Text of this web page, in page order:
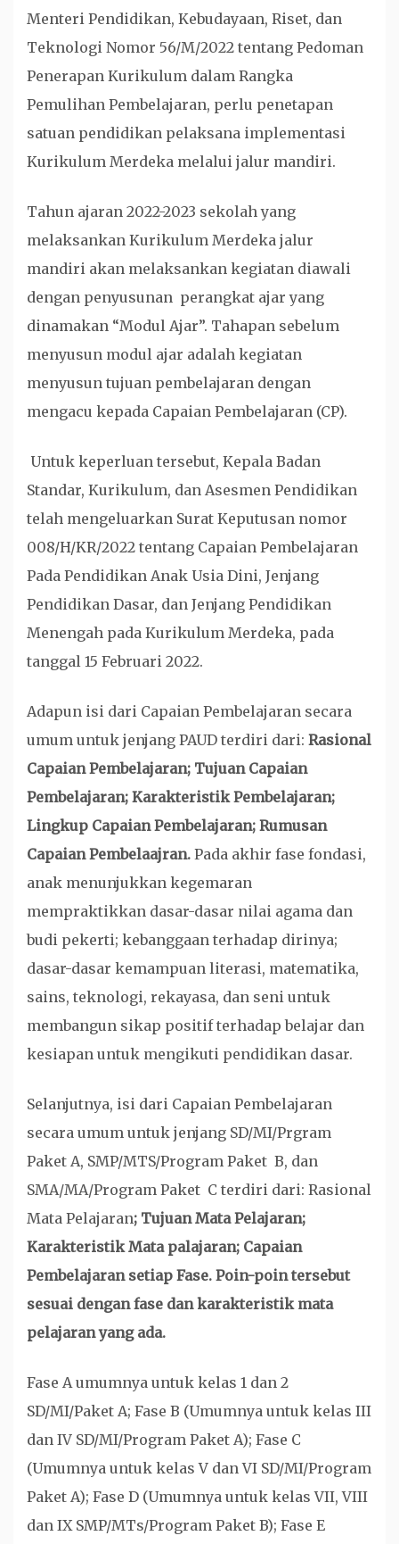
Menteri Pendidikan, Kebudayaan, Riset, dan
Teknologi Nomor 56/M/2022 tentang Pedoman
Penerapan Kurikulum dalam Rangka
Pemulihan Pembelajaran, perlu penetapan
satuan pendidikan pelaksana implementasi
Kurikulum Merdeka melalui jalur mandiri.
Tahun ajaran 2022-2023 sekolah yang
melaksankan Kurikulum Merdeka jalur
mandiri akan melaksankan kegiatan diawali
dengan penyusunan perangkat ajar yang
dinamakan “Modul Ajar”. Tahapan sebelum
menyusun modul ajar adalah kegiatan
menyusun tujuan pembelajaran dengan
mengacu kepada Capaian Pembelajaran (CP).
Untuk keperluan tersebut, Kepala Badan
Standar, Kurikulum, dan Asesmen Pendidikan
telah mengeluarkan Surat Keputusan nomor
008/H/KR/2022 tentang Capaian Pembelajaran
Pada Pendidikan Anak Usia Dini, Jenjang
Pendidikan Dasar, dan Jenjang Pendidikan
Menengah pada Kurikulum Merdeka, pada
tanggal 15 Februari 2022.
Adapun isi dari Capaian Pembelajaran secara
umum untuk jenjang PAUD terdiri dari: Rasional
Capaian Pembelajaran; Tujuan Capaian
Pembelajaran; Karakteristik Pembelajaran;
Lingkup Capaian Pembelajaran; Rumusan
Capaian Pembelaajran. Pada akhir fase fondasi,
anak menunjukkan kegemaran
mempraktikkan dasar-dasar nilai agama dan
budi pekerti; kebanggaan terhadap dirinya;
dasar-dasar kemampuan literasi, matematika,
sains, teknologi, rekayasa, dan seni untuk
membangun sikap positif terhadap belajar dan
kesiapan untuk mengikuti pendidikan dasar.
Selanjutnya, isi dari Capaian Pembelajaran
secara umum untuk jenjang SD/MI/Prgram
Paket A, SMP/MTS/Program Paket B, dan
SMA/MA/Program Paket C terdiri dari: Rasional
Mata Pelajaran; Tujuan Mata Pelajaran;
Karakteristik Mata palajaran; Capaian
Pembelajaran setiap Fase. Poin-poin tersebut
sesuai dengan fase dan karakteristik mata
pelajaran yang ada.
Fase A umumnya untuk kelas 1 dan 2
SD/MI/Paket A; Fase B (Umumnya untuk kelas III
dan IV SD/MI/Program Paket A); Fase C
(Umumnya untuk kelas V dan VI SD/MI/Program
Paket A); Fase D (Umumnya untuk kelas VII, VIII
dan IX SMP/MTs/Program Paket B); Fase E